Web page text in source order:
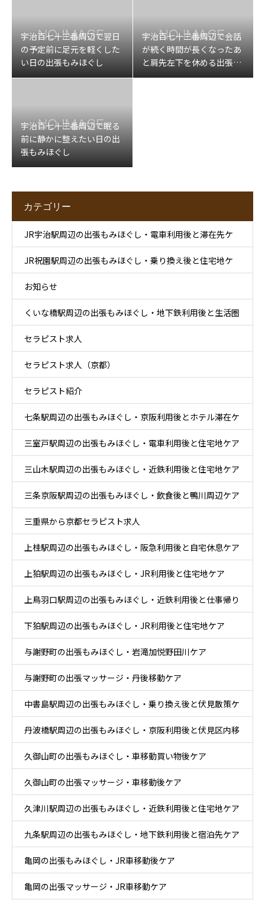
宇治百七十三番周辺で翌日
の予定前に足元を軽くした
い日の出張もみほぐし
宇治百七十三番周辺で会話
が続く時間が長くなったあ
と肩先左下を休める出張マ
ッサージ
宇治百七十三番周辺で眠る
前に静かに整えたい日の出
張もみほぐし
カテゴリー
JR宇治駅周辺の出張もみほぐし・電車利用後と滞在先ケ
ア
JR祝園駅周辺の出張もみほぐし・乗り換え後と住宅地ケ
ア
お知らせ
くいな橋駅周辺の出張もみほぐし・地下鉄利用後と生活圏
ケア
セラピスト求人
セラピスト求人（京都）
セラピスト紹介
七条駅周辺の出張もみほぐし・京阪利用後とホテル滞在ケ
ア
三室戸駅周辺の出張もみほぐし・電車利用後と住宅地ケア
三山木駅周辺の出張もみほぐし・近鉄利用後と住宅地ケア
三条京阪駅周辺の出張もみほぐし・飲食後と鴨川周辺ケア
三重県から京都セラピスト求人
上桂駅周辺の出張もみほぐし・阪急利用後と自宅休息ケア
上狛駅周辺の出張もみほぐし・JR利用後と住宅地ケア
上鳥羽口駅周辺の出張もみほぐし・近鉄利用後と仕事帰り
ケア
下狛駅周辺の出張もみほぐし・JR利用後と住宅地ケア
与謝野町の出張もみほぐし・岩滝加悦野田川ケア
与謝野町の出張マッサージ・丹後移動ケア
中書島駅周辺の出張もみほぐし・乗り換え後と伏見散策ケ
ア
丹波橋駅周辺の出張もみほぐし・京阪利用後と伏見区内移
動ケア
久御山町の出張もみほぐし・車移動買い物後ケア
久御山町の出張マッサージ・車移動後ケア
久津川駅周辺の出張もみほぐし・近鉄利用後と住宅地ケア
九条駅周辺の出張もみほぐし・地下鉄利用後と宿泊先ケア
亀岡の出張もみほぐし・JR車移動後ケア
亀岡の出張マッサージ・JR車移動ケア